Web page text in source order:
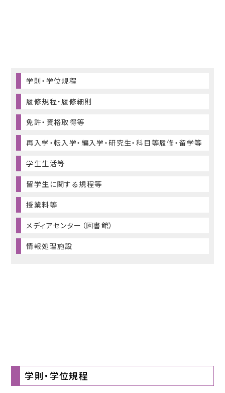
学則・学位規程
履修規程・履修細則
免許・資格取得等
再入学・転入学・編入学・研究生・科目等履修・留学等
学生生活等
留学生に関する規程等
授業料等
メディアセンター（図書館）
情報処理施設
学則・学位規程